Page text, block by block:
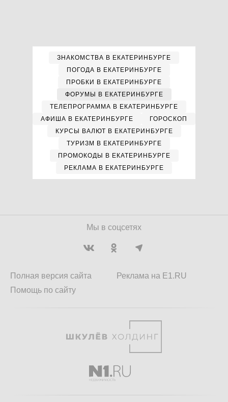
ЗНАКОМСТВА В ЕКАТЕРИНБУРГЕ
ПОГОДА В ЕКАТЕРИНБУРГЕ
ПРОБКИ В ЕКАТЕРИНБУРГЕ
ФОРУМЫ В ЕКАТЕРИНБУРГЕ
ТЕЛЕПРОГРАММА В ЕКАТЕРИНБУРГЕ
АФИША В ЕКАТЕРИНБУРГЕ
ГОРОСКОП
КУРСЫ ВАЛЮТ В ЕКАТЕРИНБУРГЕ
ТУРИЗМ В ЕКАТЕРИНБУРГЕ
ПРОМОКОДЫ В ЕКАТЕРИНБУРГЕ
РЕКЛАМА В ЕКАТЕРИНБУРГЕ
Мы в соцсетях
Полная версия сайта
Помощь по сайту
Реклама на E1.RU